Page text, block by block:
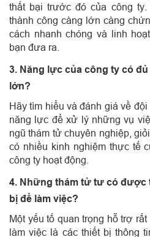
thất bại trước đó của công ty.
thành công càng lớn càng
cách nhanh chóng và linh
bạn đưa ra.
3. Năng lực của công ty có
lớn?
Hãy tìm hiểu và đánh giá về
năng lực để xử lý những vụ
ngũ thám tử chuyên nghiệp,
có nhiều kinh nghiệm thực tế
công ty hoạt động.
4. Những thám tử tư có được
bị để làm việc?
Một yếu tố quan trọng hỗ trợ
làm việc là các thiết bị thông